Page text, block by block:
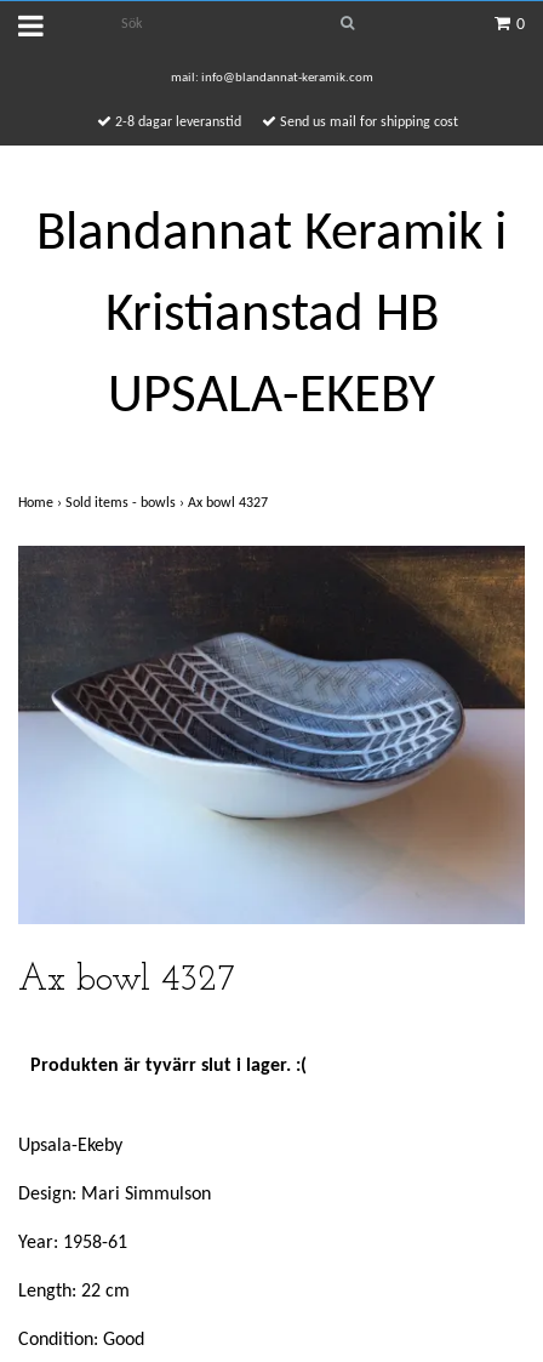
0
mail: info@blandannat-keramik.com
2-8 dagar leveranstid Send us mail for shipping cost
Blandannat Keramik i
Kristianstad HB
UPSALA-EKEBY
Home › Sold items - bowls › Ax bowl 4327
Ax bowl 4327
Produkten är tyvärr slut i lager. :(
Upsala-Ekeby
Design: Mari Simmulson
Year: 1958-61
Length: 22 cm
Condition: Good